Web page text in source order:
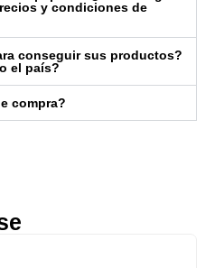
y condiciones de
conseguir sus productos?
el país?
compra?